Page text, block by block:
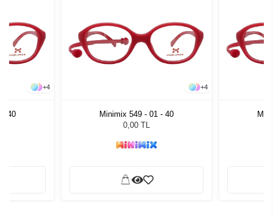
+4
- 40
+4
Minimix 549 - 01 - 40
0,00 TL